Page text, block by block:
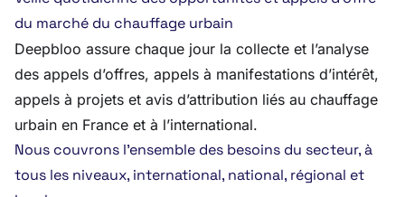
du marché du chauffage urbain
Deepbloo assure chaque jour la collecte et l’analyse
des appels d’offres, appels à manifestations d’intérêt,
appels à projets et avis d’attribution liés au chauffage
urbain en France et à l’international.
Nous couvrons l’ensemble des besoins du secteur, à
tous les niveaux, international, national, régional et